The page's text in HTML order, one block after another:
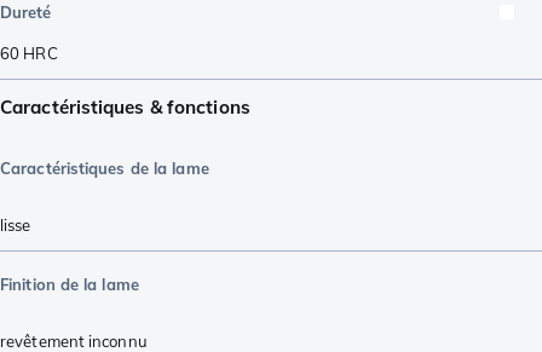
Dureté
60 HRC
Caractéristiques & fonctions
Caractéristiques de la lame
lisse
Finition de la lame
revêtement inconnu